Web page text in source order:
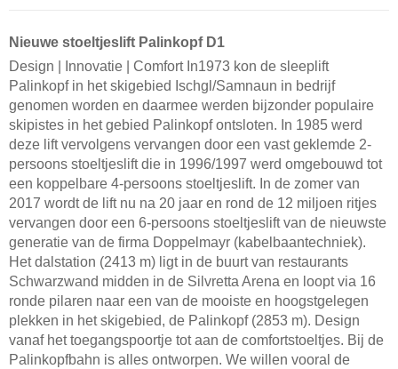
Nieuwe stoeltjeslift Palinkopf D1
Design | Innovatie | Comfort In1973 kon de sleeplift
Palinkopf in het skigebied Ischgl/Samnaun in bedrijf
genomen worden en daarmee werden bijzonder populaire
skipistes in het gebied Palinkopf ontsloten. In 1985 werd
deze lift vervolgens vervangen door een vast geklemde 2-
persoons stoeltjeslift die in 1996/1997 werd omgebouwd tot
een koppelbare 4-persoons stoeltjeslift. In de zomer van
2017 wordt de lift nu na 20 jaar en rond de 12 miljoen ritjes
vervangen door een 6-persoons stoeltjeslift van de nieuwste
generatie van de firma Doppelmayr (kabelbaantechniek).
Het dalstation (2413 m) ligt in de buurt van restaurants
Schwarzwand midden in de Silvretta Arena en loopt via 16
ronde pilaren naar een van de mooiste en hoogstgelegen
plekken in het skigebied, de Palinkopf (2853 m). Design
vanaf het toegangspoortje tot aan de comfortstoeltjes. Bij de
Palinkopfbahn is alles ontworpen. We willen vooral de